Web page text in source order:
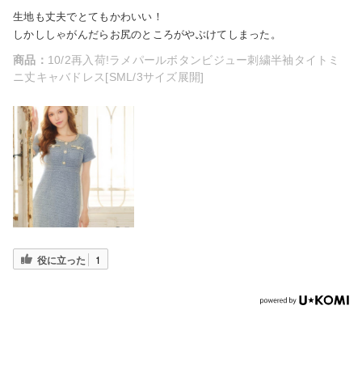
生地も丈夫でとてもかわいい！
しかししゃがんだらお尻のところがやぶけてしまった。
商品： 10/2再入荷!ラメパールボタンビジュー刺繍半袖タイトミ
ニ丈キャバドレス[SML/3サイズ展開]
役に立った 1